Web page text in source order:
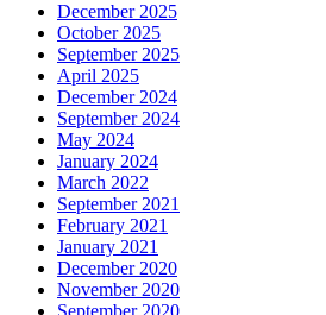
December 2025
October 2025
September 2025
April 2025
December 2024
September 2024
May 2024
January 2024
March 2022
September 2021
February 2021
January 2021
December 2020
November 2020